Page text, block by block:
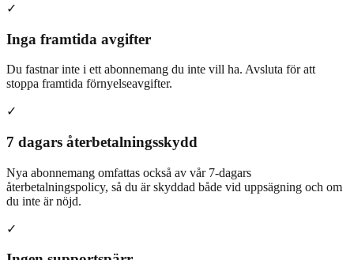
✓
Inga framtida avgifter
Du fastnar inte i ett abonnemang du inte vill ha. Avsluta för att
stoppa framtida förnyelseavgifter.
✓
7 dagars återbetalningsskydd
Nya abonnemang omfattas också av vår 7-dagars
återbetalningspolicy, så du är skyddad både vid uppsägning och om
du inte är nöjd.
✓